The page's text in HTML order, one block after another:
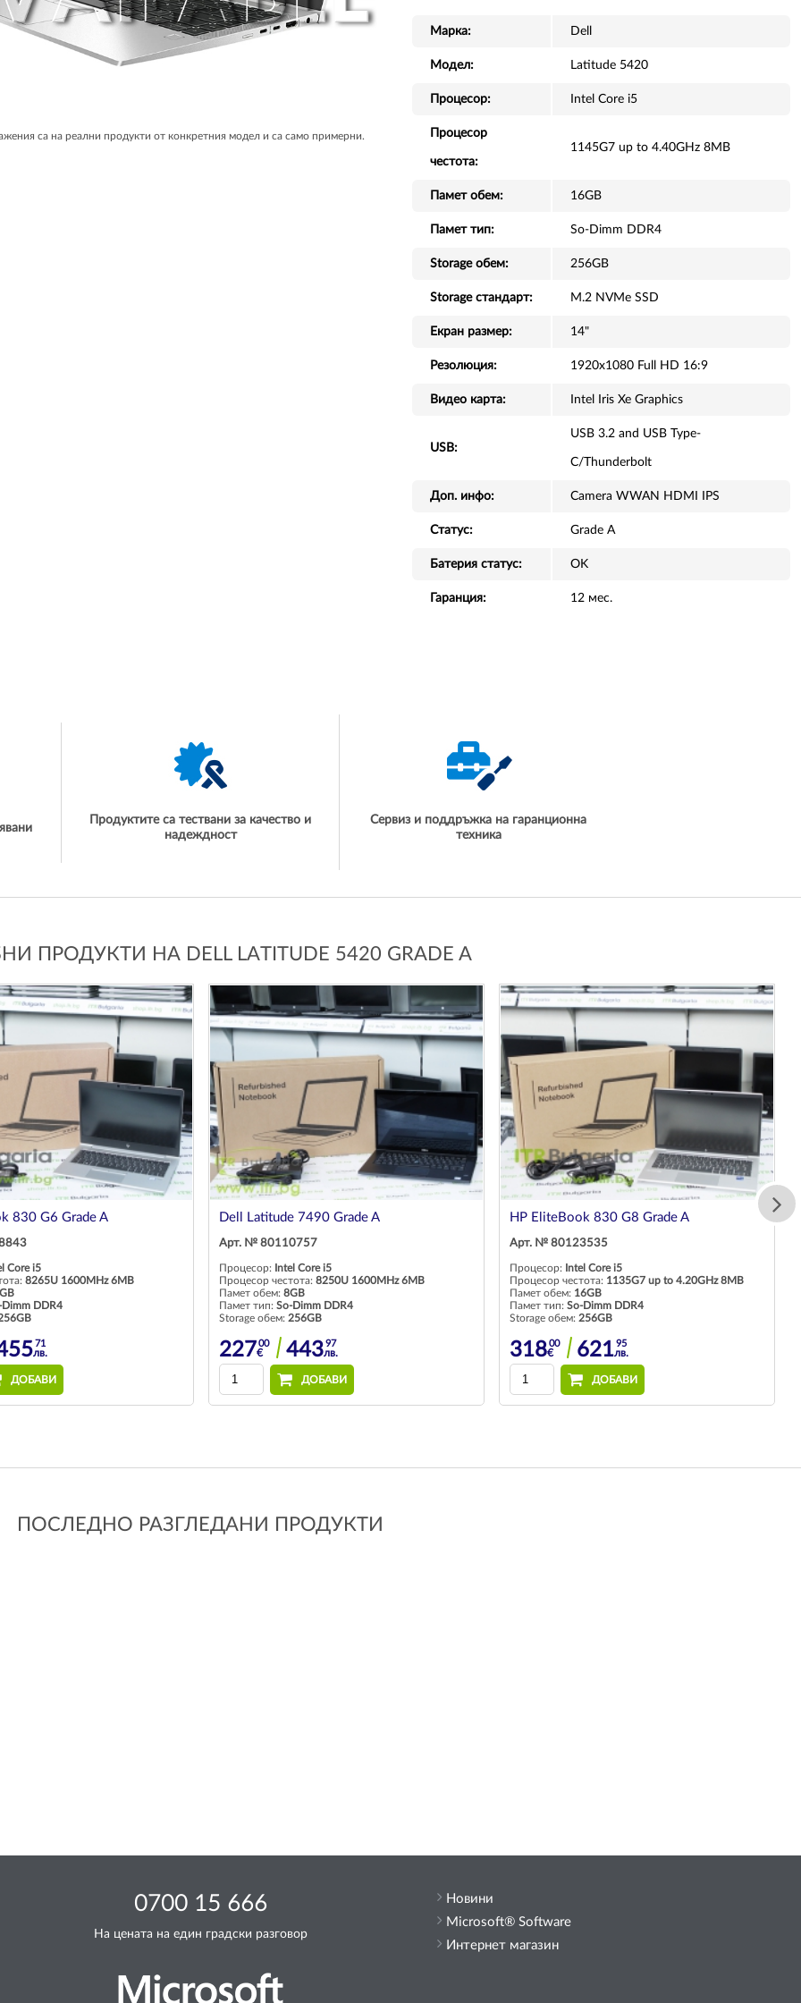
са на реални продукти от конкретния модел и са само примерни.
Марка: Dell
Модел: Latitude 5420
Процесор: Intel Core i5
Процесор
честота:
1145G7 up to 4.40GHz 8MB
Памет обем: 16GB
Памет тип: So-Dimm DDR4
Storage обем: 256GB
Storage стандарт: M.2 NVMe SSD
Екран размер: 14"
Резолюция: 1920x1080 Full HD 16:9
Видео карта: Intel Iris Xe Graphics
USB:
USB 3.2 and USB Type-
C/Thunderbolt
Доп. инфо: Camera WWAN HDMI IPS
Статус: Grade A
Батерия статус: OK
Гаранция: 12 мес.
Продуктите са тествани за качество и
надеждност
Сервиз и поддръжка на гаранционна
техника
ПРОДУКТИ НА DELL LATITUDE 5420 GRADE A
830 G6 Grade A
Core i5
8265U 1600MHz 6MB
Dimm DDR4
71
лв.
ДОБАВИ
Dell Latitude 7490 Grade A
Арт. № 80110757
Процесор: Intel Core i5
Процесор честота: 8250U 1600MHz 6MB
Памет обем: 8GB
Памет тип: So-Dimm DDR4
Storage обем: 256GB
22700
€ 44397
лв.
ДОБАВИ
HP EliteBook 830 G8 Grade A
Арт. № 80123535
Процесор: Intel Core i5
Процесор честота: 1135G7 up to 4.20GHz 8MB
Памет обем: 16GB
Памет тип: So-Dimm DDR4
Storage обем: 256GB
31800
€ 62195
лв.
ДОБАВИ
ПОСЛЕДНО РАЗГЛЕДАНИ ПРОДУКТИ
0700 15 666
На цената на един градски разговор
Новини
Microsoft® Software
Интернет магазин